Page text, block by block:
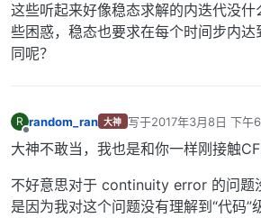
这些听起来好像稳态求解的内迭代没什
些困惑，稳态也要求在每个时间步内达
同呢？
R
离线
random_ran 大神 写于2017年3月8日 下午
最后由 编辑
大神不敢当，我也是和你一样刚接触
不好意思对于 continuity error 的问题
是因为我对这个问题没有理解到“代码”